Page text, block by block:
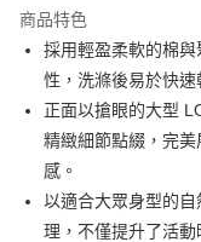
Apple Pay
運送方式
全家取貨付款<未取貨
每筆NT$60，滿
全家取貨<未取貨列黑
商品特色
採用輕盈柔軟的棉
性，洗滌後易於快速
正面以搶眼的大型
精緻細節點綴，完
感。
以適合大眾身型的
理，不僅提升了活